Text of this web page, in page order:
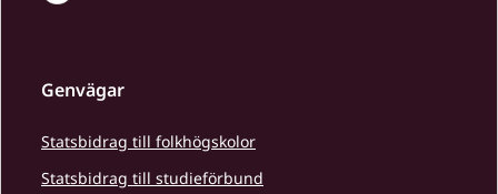
Genvägar
Statsbidrag till folkhögskolor
Statsbidrag till studieförbund